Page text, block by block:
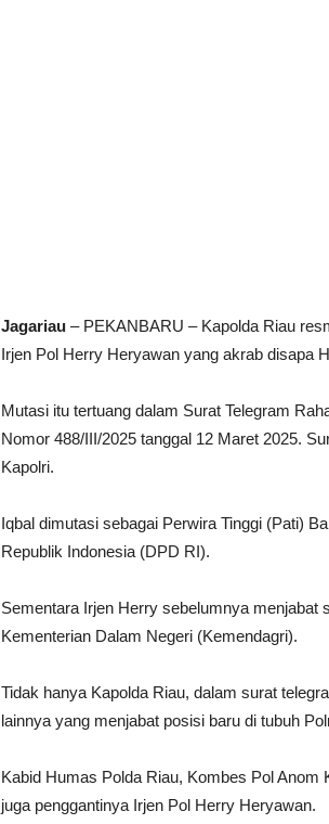
Jagariau – PEKANBARU – Kapolda Riau
Irjen Pol Herry Heryawan yang akrab disapa
Mutasi itu tertuang dalam Surat Telegram
Nomor 488/III/2025 tanggal 12 Maret 2025.
Kapolri.
Iqbal dimutasi sebagai Perwira Tinggi (Pati)
Republik Indonesia (DPD RI).
Sementara Irjen Herry sebelumnya menjabat
Kementerian Dalam Negeri (Kemendagri).
Tidak hanya Kapolda Riau, dalam surat
lainnya yang menjabat posisi baru di tubuh
Kabid Humas Polda Riau, Kombes Pol Anom
juga penggantinya Irjen Pol Herry Heryawan.